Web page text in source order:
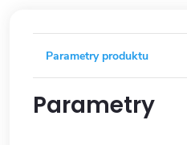
Parametry produktu
Parametry